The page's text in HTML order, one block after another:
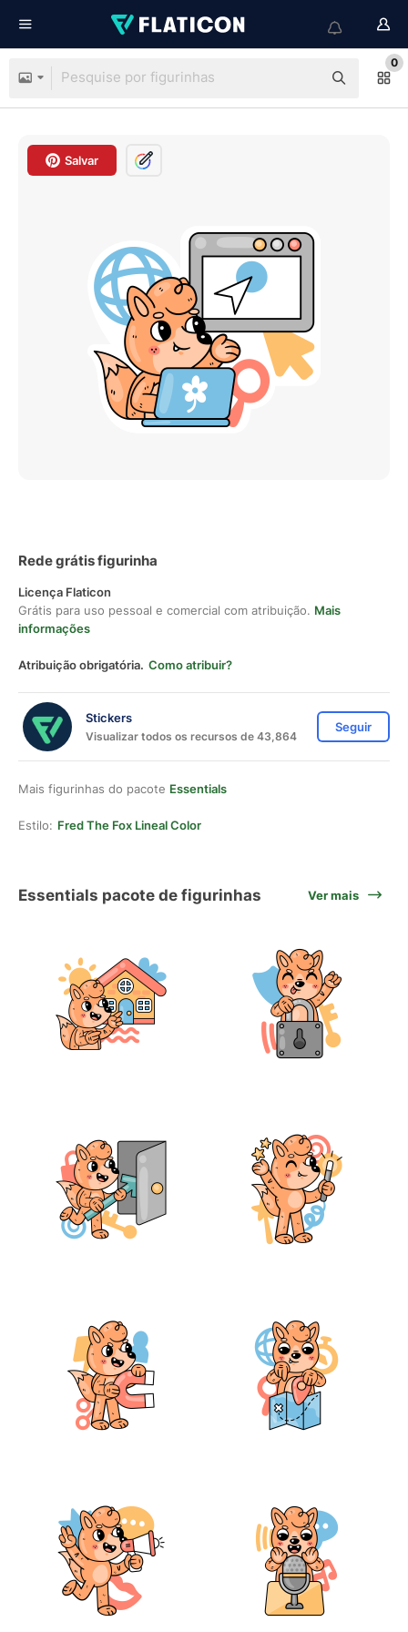
0
Salvar
Rede grátis figurinha
Licença Flaticon
Grátis para uso pessoal e comercial com atribuição. Mais
informações
Atribuição obrigatória. Como atribuir?
Stickers
Visualizar todos os recursos de 43,864
Seguir
Mais figurinhas do pacote Essentials
Estilo: Fred The Fox Lineal Color
Essentials pacote de figurinhas Ver mais